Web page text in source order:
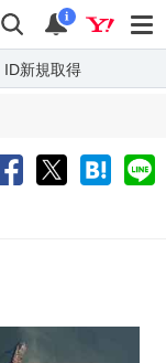
検索 通知
i
ID新規取得